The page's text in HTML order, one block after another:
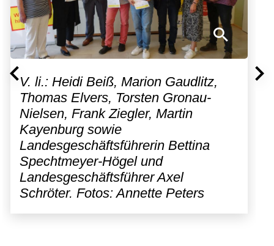
V. li.: Heidi Beiß, Marion Gaudlitz,
Thomas Elvers, Torsten Gronau-
Nielsen, Frank Ziegler, Martin
Kayenburg sowie
Landesgeschäftsführerin Bettina
Spechtmeyer-Högel und
Landesgeschäftsführer Axel
Schröter. Fotos: Annette Peters